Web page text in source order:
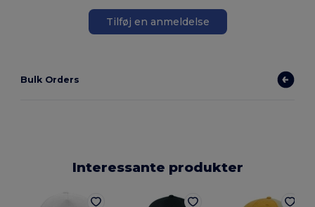
Tilføj en anmeldelse
Bulk Orders
Interessante produkter